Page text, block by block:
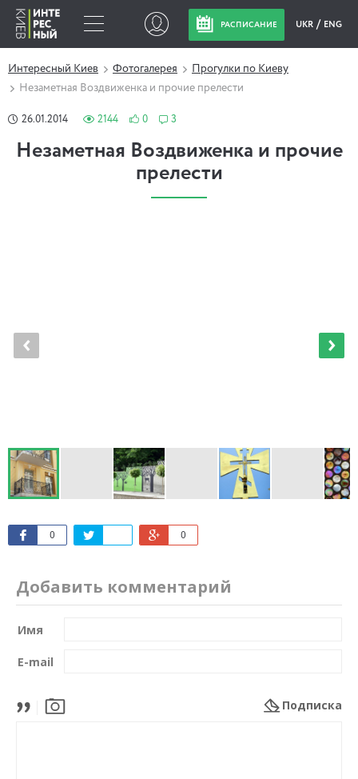
РАСПИСАНИЕ UKR ENG
Интересный Киев Фотогалерея
Прогулки по Киеву
Незаметная Воздвиженка и прочие прелести
26.01.2014 2144 0 3
Незаметная Воздвиженка и прочие
прелести
0 0
Добавить комментарий
Имя
E-mail
Подписка